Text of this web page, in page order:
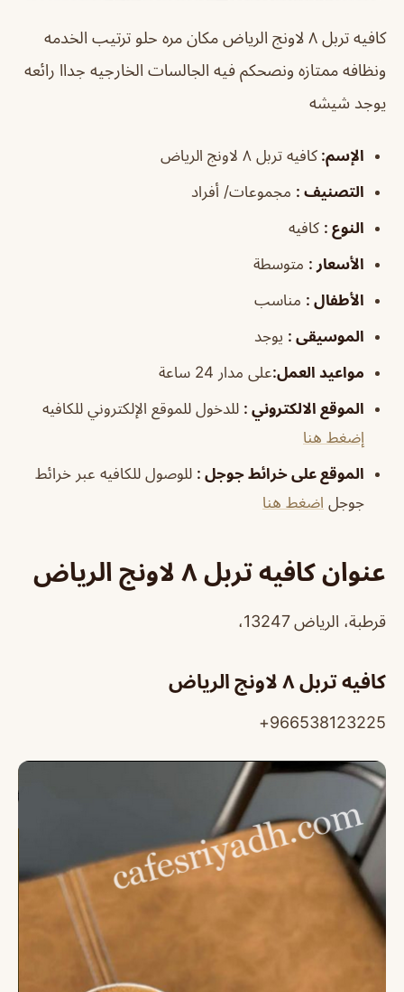
كافيه تربل ٨ لاونج الرياض
مكان مره حلو ترتيب الخدمه
ونظافه ممتازه ونصحكم فيه الجالسات الخارجيه جداا رائعه
يوجد شيشه
الإسم: كافيه تربل ٨ لاونج الرياض
التصنيف : مجموعات/ أفراد
النوع : كافيه
الأسعار : متوسطة
الأطفال : مناسب
الموسيقى : يوجد
مواعيد العمل:على مدار 24 ساعة
الموقع الالكتروني : للدخول للموقع الإلكتروني للكافيه
إضغط هنا
الموقع على خرائط جوجل : للوصول للكافيه عبر خرائط
جوجل اضغط هنا
عنوان كافيه تربل ٨ لاونج الرياض
قرطبة، الرياض 13247،
كافيه تربل ٨ لاونج الرياض
966538123225+